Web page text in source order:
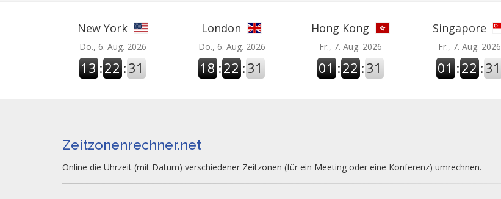
New York
Do., 6. Aug. 2026
13 :22 :32
London
Do., 6. Aug. 2026
18 :22 :32
Hong Kong
Fr., 7. Aug. 2026
01 :22 :32
Singapore
Fr., 7. Aug. 2026
01 :22 :32
Zeitzonenrechner.net
Online die Uhrzeit (mit Datum) verschiedener Zeitzonen (für ein Meeting oder eine Konferenz) umrechnen.